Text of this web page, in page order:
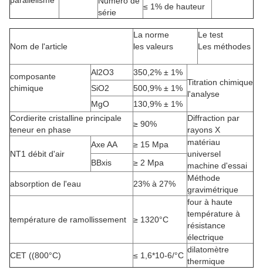
série
≤ 1% de hauteur
Nom de l'article
La norme
les valeurs
Le test
Les méthodes
composante
chimique
Al2O3
350,2% ± 1%
Titration chimique
l'analyse
SiO2
500,9% ± 1%
MgO
130,9% ± 1%
Cordierite cristalline principale
teneur en phase
≥ 90%
Diffraction par
rayons X
NT1 débit d'air
Axe AA ≥ 15 Mpa
matériau
universel
machine d'essai
BBxis ≥ 2 Mpa
absorption de l'eau 23% à 27%
Méthode
gravimétrique
température de ramollissement ≥ 1320°C
four à haute
température à
résistance
électrique
CET ((800°C)
≤ 1,6*10-6/°C
dilatomètre
thermique